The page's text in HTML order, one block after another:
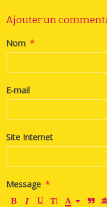
Ajouter un
Nom
E-mail
Site Internet
Message